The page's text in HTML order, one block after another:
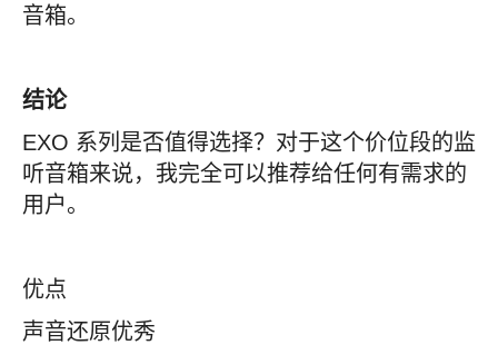
音箱。
结论
EXO 系列是否值得选择？对于这个价位段的监
听音箱来说，我完全可以推荐给任何有需求的
用户。
优点
声音还原优秀